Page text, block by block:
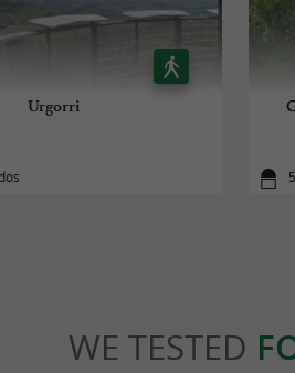
Urgorri
WE TESTED